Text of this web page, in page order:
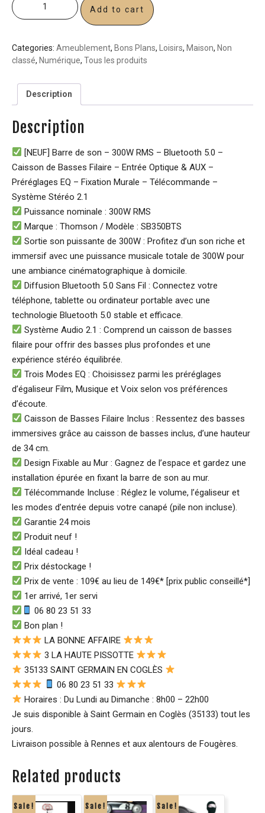
Add to cart
Categories: Ameublement, Bons Plans, Loisirs, Maison, Non
classé, Numérique, Tous les produits
Description
Description
[NEUF] Barre de son – 300W RMS – Bluetooth 5.0 –
Caisson de Basses Filaire – Entrée Optique & AUX –
Préréglages EQ – Fixation Murale – Télécommande –
Système Stéréo 2.1
Puissance nominale : 300W RMS
Marque : Thomson / Modèle : SB350BTS
Sortie son puissante de 300W : Profitez d’un son riche et
immersif avec une puissance musicale totale de 300W pour
une ambiance cinématographique à domicile.
Diffusion Bluetooth 5.0 Sans Fil : Connectez votre
téléphone, tablette ou ordinateur portable avec une
technologie Bluetooth 5.0 stable et efficace.
Système Audio 2.1 : Comprend un caisson de basses
filaire pour offrir des basses plus profondes et une
expérience stéréo équilibrée.
Trois Modes EQ : Choisissez parmi les préréglages
d’égaliseur Film, Musique et Voix selon vos préférences
d’écoute.
Caisson de Basses Filaire Inclus : Ressentez des basses
immersives grâce au caisson de basses inclus, d’une hauteur
de 34 cm.
Design Fixable au Mur : Gagnez de l’espace et gardez une
installation épurée en fixant la barre de son au mur.
Télécommande Incluse : Réglez le volume, l’égaliseur et
les modes d’entrée depuis votre canapé (pile non incluse).
Garantie 24 mois
Produit neuf !
Idéal cadeau !
Prix déstockage !
Prix de vente : 109€ au lieu de 149€* [prix public conseillé*]
1er arrivé, 1er servi
06 80 23 51 33
Bon plan !
LA BONNE AFFAIRE
3 LA HAUTE PISSOTTE
35133 SAINT GERMAIN EN COGLÈS
06 80 23 51 33
Horaires : Du Lundi au Dimanche : 8h00 – 22h00
Je suis disponible à Saint Germain en Coglès (35133) tout les
jours.
Livraison possible à Rennes et aux alentours de Fougères.
Related products
Sale! Sale! Sale!